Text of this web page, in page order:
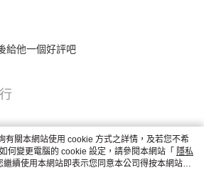
給他一個好評吧
有關本網站使用 cookie 方式之詳情，及若您不希
何變更電腦的 cookie 設定，請參閱本網站「 隱私
繼續使用本網站即表示您同意本公司得按本網站使